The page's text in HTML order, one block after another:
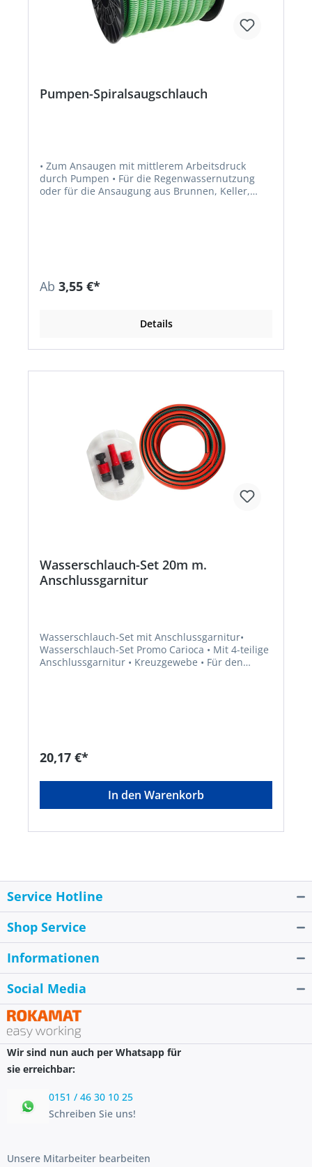
Pumpen-Spiralsaugschlauch
• Zum Ansaugen mit mittlerem Arbeitsdruck
durch Pumpen • Für die Regenwassernutzung
oder für die Ansaugung aus Brunnen, Keller,
Ab 3,55 €*
Details
Wasserschlauch-Set 20m m.
Anschlussgarnitur
Wasserschlauch-Set mit Anschlussgarnitur•
Wasserschlauch-Set Promo Carioca • Mit 4-teilige
Anschlussgarnitur • Kreuzgewebe • Für den
Neunkirchen, DE, +4968219142700, info@ej-
product-solutions.de
20,17 €*
In den Warenkorb
Service Hotline
Shop Service
Informationen
Social Media
Wir sind nun auch per Whatsapp für
sie erreichbar:
0151 / 46 30 10 25
Schreiben Sie uns!
Unsere Mitarbeiter bearbeiten